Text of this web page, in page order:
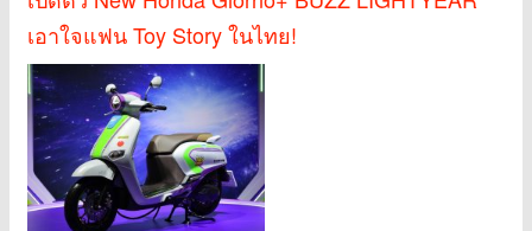
เอาใจแฟน Toy Story ในไทย!